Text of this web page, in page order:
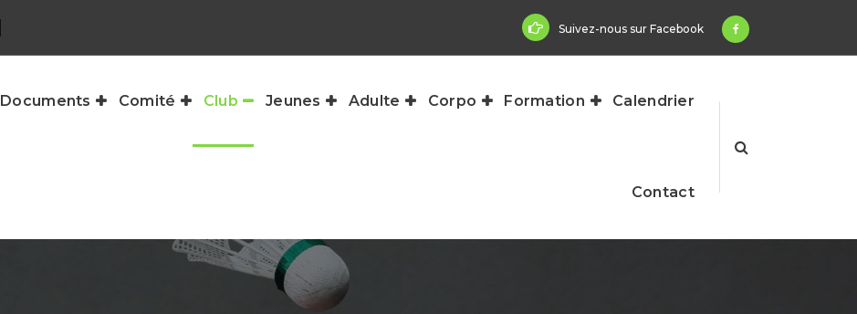
Suivez-nous sur Facebook
Documents Comité Club Jeunes Adulte Corpo Formation Calendrier
Contact